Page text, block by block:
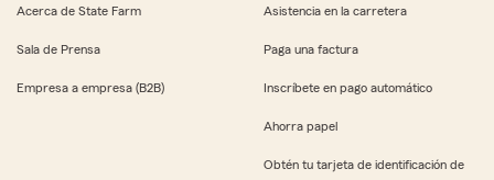
Acerca de State Farm
Sala de Prensa
Empresa a empresa (B2B)
Asistencia en la carretera
Paga una factura
Inscríbete en pago automático
Ahorra papel
Obtén tu tarjeta de identificación de